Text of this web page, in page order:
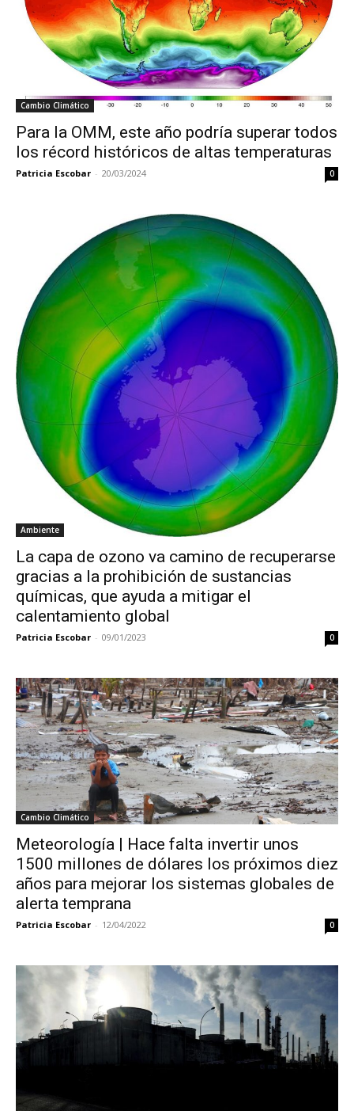
Cambio Climático
Para la OMM, este año podría superar todos
los récord históricos de altas temperaturas
Patricia Escobar - 20/03/2024 0
Ambiente
La capa de ozono va camino de recuperarse
gracias a la prohibición de sustancias
químicas, que ayuda a mitigar el
calentamiento global
Patricia Escobar - 09/01/2023 0
Cambio Climático
Meteorología | Hace falta invertir unos
1500 millones de dólares los próximos diez
años para mejorar los sistemas globales de
alerta temprana
Patricia Escobar - 12/04/2022 0